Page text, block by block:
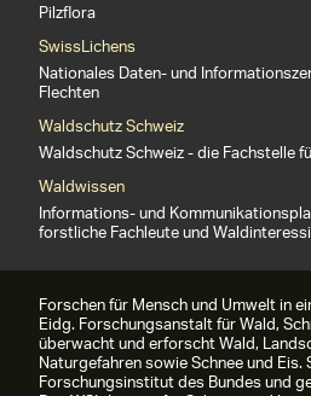
Pilzflora
SwissLichens
Nationales Daten- und
Flechten
Waldschutz Schweiz
Waldschutz Schweiz - die Fachstelle
Waldwissen
Informations- und
forstliche Fachleute und
Forschen für Mensch und Umwelt in
Eidg. Forschungsanstalt für Wald,
überwacht und erforscht Wald,
Naturgefahren sowie Schnee und Eis.
Forschungsinstitut des Bundes und